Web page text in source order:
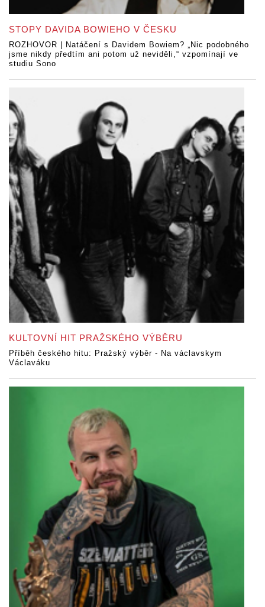
STOPY DAVIDA BOWIEHO V ČESKU
ROZHOVOR | Natáčení s Davidem Bowiem? „Nic podobného
jsme nikdy předtím ani potom už neviděli,“ vzpomínají ve
studiu Sono
KULTOVNÍ HIT PRAŽSKÉHO VÝBĚRU
Příběh českého hitu: Pražský výběr - Na václavskym
Václaváku